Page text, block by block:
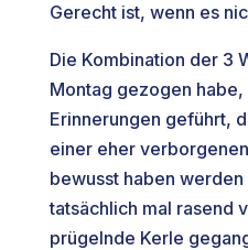
Gerecht ist, wenn es
Die Kombination der 3
Montag gezogen habe,
Erinnerungen geführt,
einer eher
bewusst haben werden
tatsächlich mal rasend
prügelnde Kerle